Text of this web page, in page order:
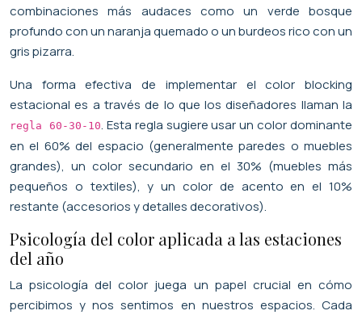
combinaciones más audaces como un verde bosque
profundo con un naranja quemado o un burdeos rico con un
gris pizarra.
Una forma efectiva de implementar el color blocking
estacional es a través de lo que los diseñadores llaman la
regla 60-30-10. Esta regla sugiere usar un color dominante
en el 60% del espacio (generalmente paredes o muebles
grandes), un color secundario en el 30% (muebles más
pequeños o textiles), y un color de acento en el 10%
restante (accesorios y detalles decorativos).
Psicología del color aplicada a las estaciones
del año
La psicología del color juega un papel crucial en cómo
percibimos y nos sentimos en nuestros espacios. Cada